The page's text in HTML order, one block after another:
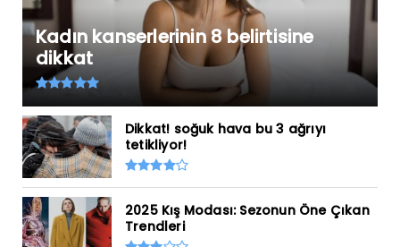
Kadın kanserlerinin 8 belirtisine
dikkat
Dikkat! soğuk hava bu 3 ağrıyı
tetikliyor!
2025 Kış Modası: Sezonun Öne Çıkan
Trendleri